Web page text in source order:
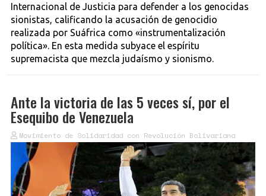
Internacional de Justicia para defender a los genocidas
sionistas, calificando la acusación de genocidio
realizada por Suáfrica como «instrumentalización
política». En esta medida subyace el espíritu
supremacista que mezcla judaísmo y sionismo.
Ante la victoria de las 5 veces sí, por el
Esequibo de Venezuela
Movimiento de Solidaridad con Revolución Bolivariana